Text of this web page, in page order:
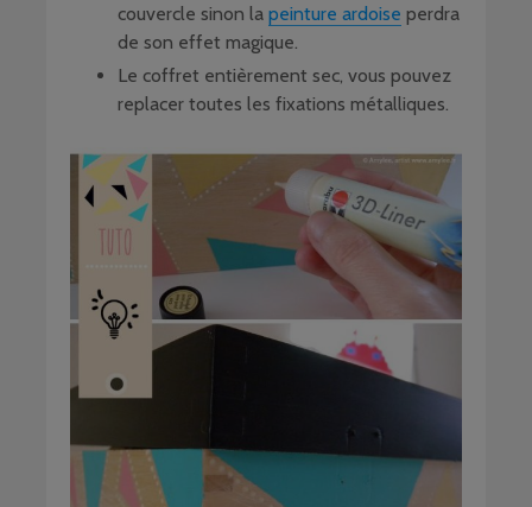
couvercle sinon la peinture ardoise perdra
de son effet magique.
Le coffret entièrement sec, vous pouvez
replacer toutes les fixations métalliques.